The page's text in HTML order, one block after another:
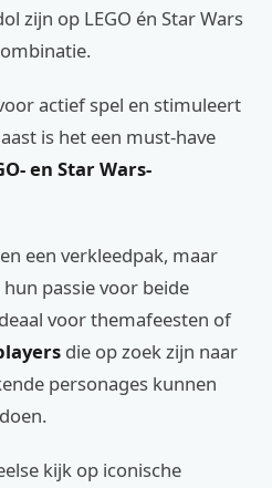
zijn op LEGO én Star Wars
actief spel en stimuleert
is het een must-have
en Star Wars-
een verkleedpak, maar
passie voor beide
voor themafeesten of
die op zoek zijn naar
personages kunnen
kijk op iconische